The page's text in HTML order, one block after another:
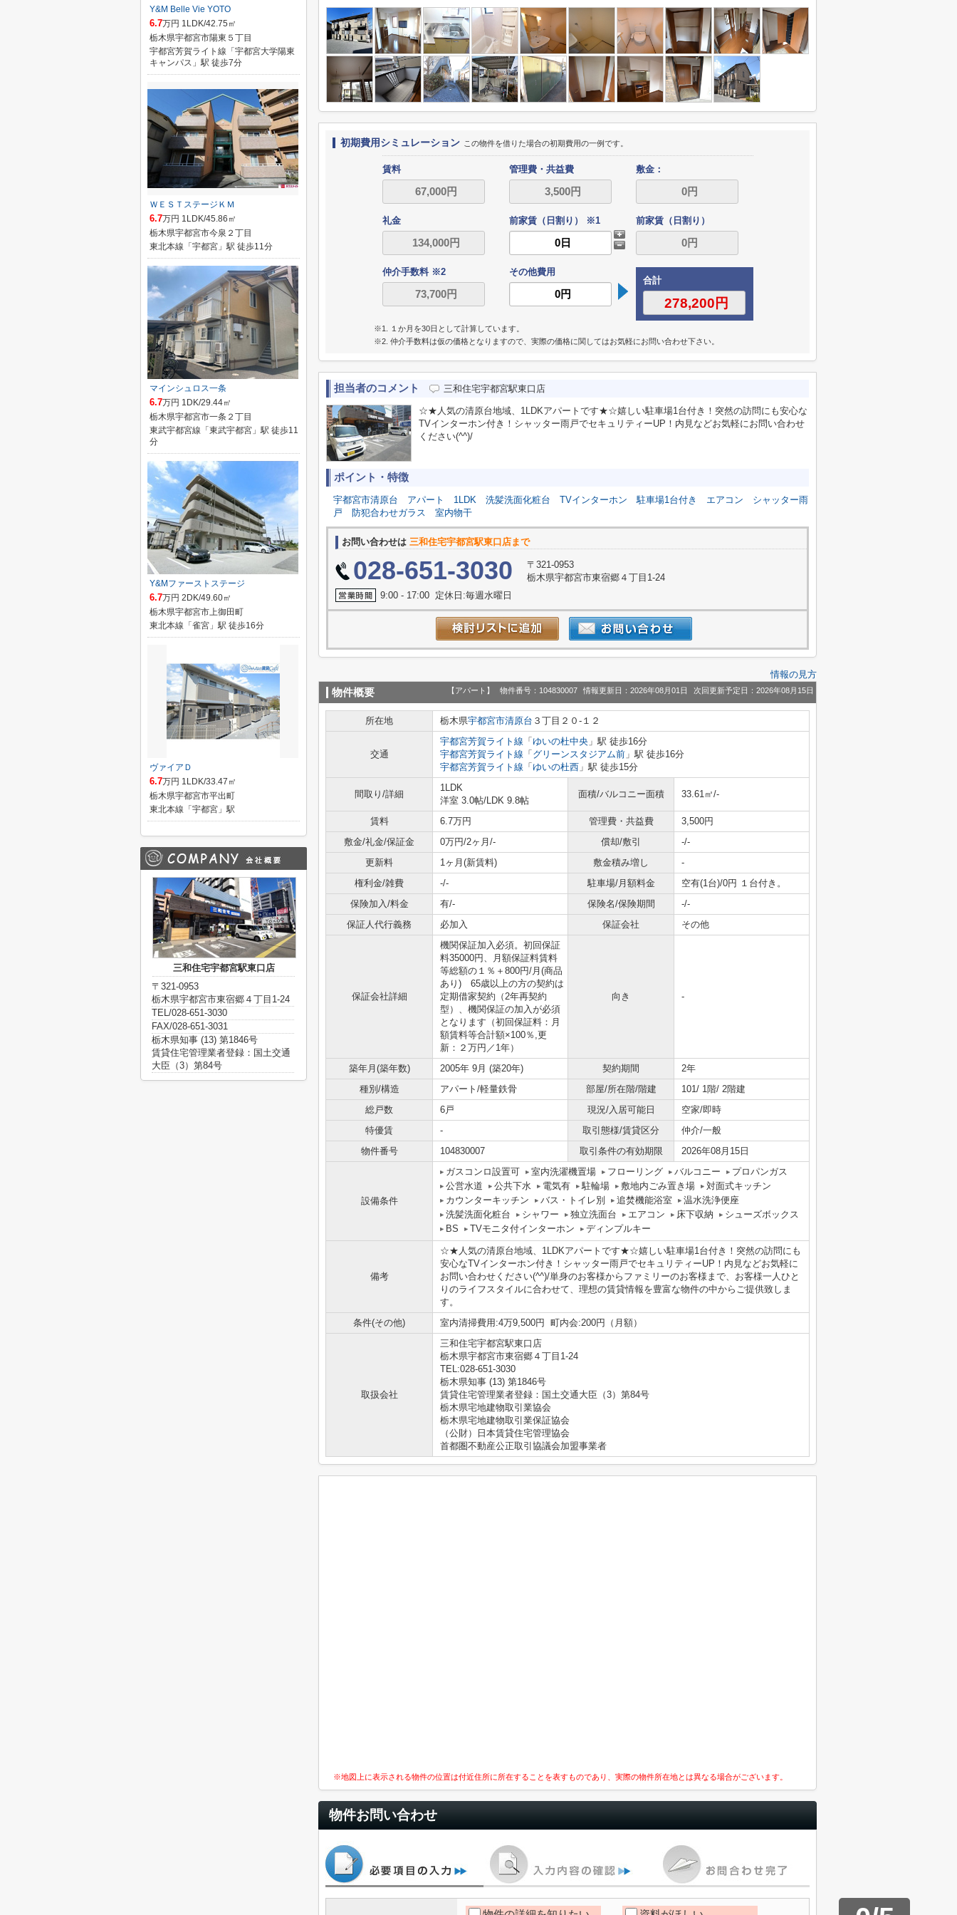
初期費用シミュレーション この物件を借りた場合の初期費用の一例です。
賃料 管理費・共益費 敷金：
礼金 前家賃（日割り） ※1 前家賃（日割り）
仲介手数料 ※2
その他費用
合計
※1. １か月を30日として計算しています。
※2. 仲介手数料は仮の価格となりますので、実際の価格に関してはお気軽にお問い合わせ下さい。
担当者のコメント 三和住宅宇都宮駅東口店
☆★人気の清原台地域、1LDKアパートです★☆嬉しい駐車場1台付き！突然の訪問にも安心な
TVインターホン付き！シャッター雨戸でセキュリティーUP！内見などお気軽にお問い合わせ
ください(^^)/
ポイント・特徴
宇都宮市清原台 アパート 1LDK 洗髪洗面化粧台 TVインターホン 駐車場1台付き エアコン
シャッター雨
戸
防犯合わせガラス 室内物干
お問い合わせは 三和住宅宇都宮駅東口店まで
028-651-3030
〒321-0953
栃木県宇都宮市東宿郷４丁目1-24
9:00 - 17:00 定休日:毎週水曜日
情報の見方
物件概要 【アパート】 物件番号：104830007 情報更新日：2026年08月01日 次回更新予定日：2026年08月15日
所在地 栃木県宇都宮市清原台 ３丁目２０-１２
交通
宇都宮芳賀ライト線 「 ゆいの杜中央 」駅 徒歩16分
宇都宮芳賀ライト線 「 グリーンスタジアム前 」駅 徒歩16分
宇都宮芳賀ライト線 「 ゆいの杜西 」駅 徒歩15分
間取り/詳細
1LDK
洋室 3.0帖/LDK 9.8帖
面積/バルコニー面積 33.61㎡/-
賃料 6.7万円 管理費・共益費
3,500円
敷金/礼金/保証金
0万円/2ヶ月/- 償却/敷引
-/-
更新料
1ヶ月(新賃料) 敷金積み増し
-
権利金/雑費
-/- 駐車場/月額料金
空有(1台)/0円 １台付き。
保険加入/料金
有/- 保険名/保険期間
-/-
保証人代行義務
必加入 保証会社 その他
保証会社詳細
機関保証加入必須。初回保証
料35000円、月額保証料賃料
等総額の１％＋800円/月(商品
あり) 65歳以上の方の契約は
定期借家契約（2年再契約
型）、機関保証の加入が必須
となります（初回保証料：月
額賃料等合計額×100％,更
新：２万円／1年）
向き -
築年月(築年数) 2005年 9月 (築20年) 契約期間
2年
種別/構造
アパート/軽量鉄骨 部屋/所在階/階建
101/ 1階/ 2階建
総戸数
6戸 現況/入居可能日
空家/即時
特優賃
- 取引態様/賃貸区分
仲介/一般
物件番号
104830007 取引条件の有効期限 2026年08月15日
設備条件
ガスコンロ設置可 室内洗濯機置場 フローリング バルコニー
プロパンガス
公営水道
公共下水 電気有 駐輪場 敷地内ごみ置き場
対面式キッチン
カウンターキッチン
バス・トイレ別 追焚機能浴室
温水洗浄便座
洗髪洗面化粧台
シャワー 独立洗面台 エアコン 床下収納
シューズボックス
BS
TVモニタ付インターホン ディンプルキー
備考
☆★人気の清原台地域、1LDKアパートです★☆嬉しい駐車場1台付き！突然の訪問にも
安心なTVインターホン付き！シャッター雨戸でセキュリティーUP！内見などお気軽に
お問い合わせください(^^)/単身のお客様からファミリーのお客様まで、お客様一人ひと
りのライフスタイルに合わせて、理想の賃貸情報を豊富な物件の中からご提供致しま
す。
条件(その他)
室内清掃費用:4万9,500円 町内会:200円（月額）
取扱会社
三和住宅宇都宮駅東口店
栃木県宇都宮市東宿郷４丁目1-24
TEL:028-651-3030
栃木県知事 (13) 第1846号
賃貸住宅管理業者登録：国土交通大臣（3）第84号
栃木県宅地建物取引業協会
栃木県宅地建物取引業保証協会
（公財）日本賃貸住宅管理協会
首都圏不動産公正取引協議会加盟事業者
※地図上に表示される物件の位置は付近住所に所在することを表すものであり、実際の物件所在地とは異なる場合がございます。
物件お問い合わせ
Y&M Belle Vie YOTO
6.7万円 1LDK/42.75㎡
栃木県宇都宮市陽東５丁目
宇都宮芳賀ライト線「宇都宮大学陽東
キャンパス」駅 徒歩7分
ＷＥＳＴステージＫＭ
6.7万円 1LDK/45.86㎡
栃木県宇都宮市今泉２丁目
東北本線「宇都宮」駅 徒歩11分
マインシュロス一条
6.7万円 1DK/29.44㎡
栃木県宇都宮市一条２丁目
東武宇都宮線「東武宇都宮」駅 徒歩11
分
Y&Mファーストステージ
6.7万円 2DK/49.60㎡
栃木県宇都宮市上御田町
東北本線「雀宮」駅 徒歩16分
ヴァイアＤ
6.7万円 1LDK/33.47㎡
栃木県宇都宮市平出町
東北本線「宇都宮」駅
三和住宅宇都宮駅東口店
〒321-0953
栃木県宇都宮市東宿郷４丁目1-24
TEL/028-651-3030
FAX/028-651-3031
栃木県知事 (13) 第1846号
賃貸住宅管理業者登録：国土交通
大臣（3）第84号